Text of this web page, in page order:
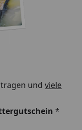
und viele
*